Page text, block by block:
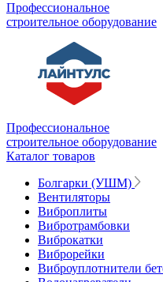
Профессиональное
строительное оборудование
Профессиональное
строительное оборудование
Каталог товаров
Болгарки (УШМ)
Вентиляторы
Виброплиты
Вибротрамбовки
Виброкатки
Виброрейки
Виброуплотнители